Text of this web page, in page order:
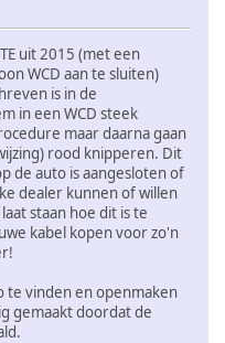
uit 2015 (met een
WCD aan te sluiten)
is in de
in een WCD steek
maar daarna gaan
rood knipperen. Dit
de auto is aangesloten of
dealer kunnen of willen
staan hoe dit is te
kabel kopen voor zo'n
te vinden en openmaken
gemaakt doordat de